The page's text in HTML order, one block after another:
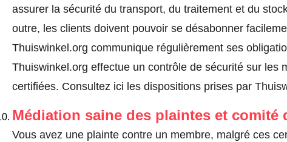
assurer la sécurité du transport, du traitement et du
outre, les clients doivent pouvoir se désabonner
Thuiswinkel.org communique régulièrement ses
Thuiswinkel.org effectue un contrôle de sécurité sur les
certifiées. Consultez ici les dispositions prises par
Médiation saine des plaintes et comité
Vous avez une plainte contre un membre, malgré ces